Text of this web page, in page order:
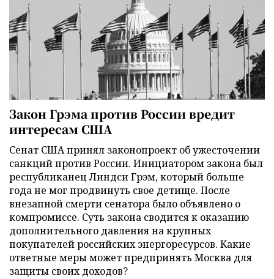
Закон Грэма против России вредит
интересам США
Сенат США принял законопроект об ужесточении
санкций против России. Инициатором закона был
республиканец Линдси Грэм, который больше
года не мог продвинуть свое детище. После
внезапной смерти сенатора было объявлено о
компромиссе. Суть закона сводится к оказанию
дополнительного давления на крупных
покупателей российских энергоресурсов. Какие
ответные меры может предпринять Москва для
защиты своих доходов?